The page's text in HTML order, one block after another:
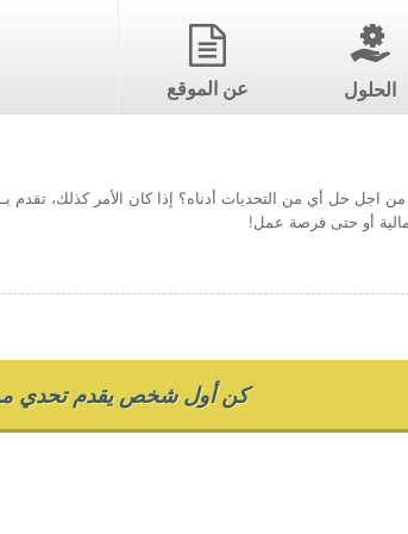
الحلول عن الموقع
اجل حل أي من التحديات أدناه؟ إذا كان الأمر كذلك،
أو حتى فرصة عمل!
كن أول شخص يقدم تحدي